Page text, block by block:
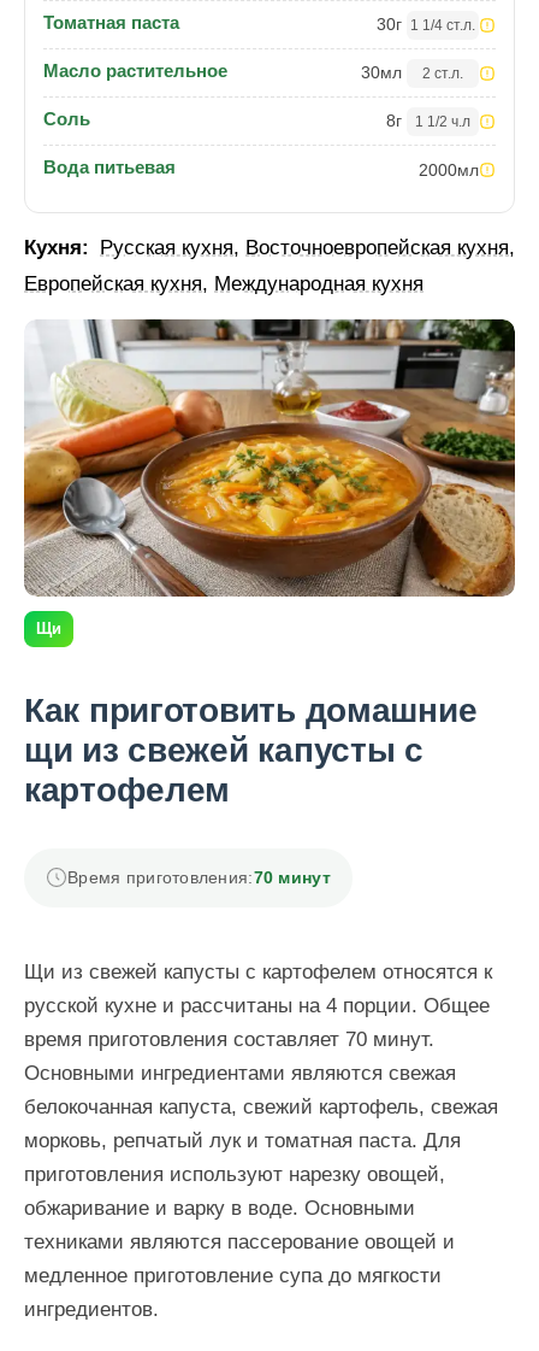
Томатная паста 30г 1 1/4 ст.л.
Масло растительное 30мл 2 ст.л.
Соль 8г 1 1/2 ч.л
Вода питьевая 2000мл
Кухня: Русская кухня, Восточноевропейская кухня,
Европейская кухня, Международная кухня
Щи
Как приготовить домашние
щи из свежей капусты с
картофелем
Время приготовления:70 минут
Щи из свежей капусты с картофелем относятся к
русской кухне и рассчитаны на 4 порции. Общее
время приготовления составляет 70 минут.
Основными ингредиентами являются свежая
белокочанная капуста, свежий картофель, свежая
морковь, репчатый лук и томатная паста. Для
приготовления используют нарезку овощей,
обжаривание и варку в воде. Основными
техниками являются пассерование овощей и
медленное приготовление супа до мягкости
ингредиентов.